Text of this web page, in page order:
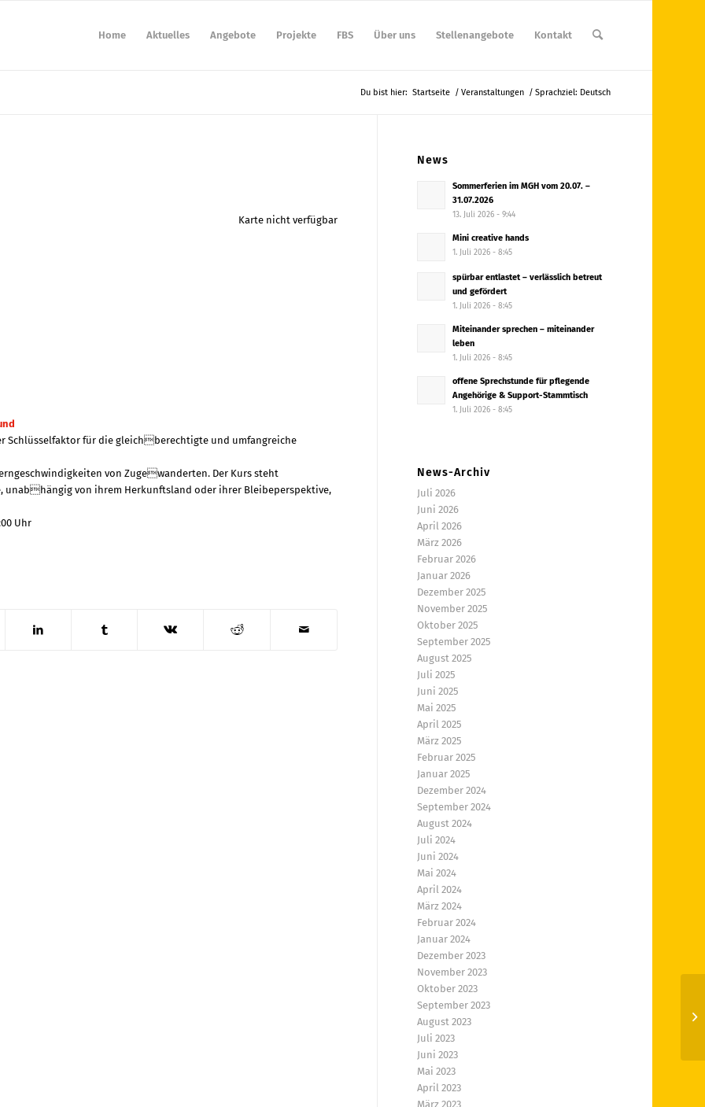
Home Aktuelles Angebote Projekte FBS Über uns Stellenangebote Kontakt
Du bist hier: Startseite / Veranstaltungen / Sprachziel: Deutsch
Karte nicht verfügbar
Schlüsselfaktor für die gleichberechtigte und umfangreiche
von Zugewanderten. Der Kurs steht
unabhängig von ihrem Herkunftsland oder ihrer Bleibeperspektive,
Uhr
News
Sommerferien im MGH vom 20.07. –
31.07.2026
13. Juli 2026 - 9:44
Mini creative hands
1. Juli 2026 - 8:45
spürbar entlastet – verlässlich betreut
und gefördert
1. Juli 2026 - 8:45
Miteinander sprechen – miteinander
leben
1. Juli 2026 - 8:45
offene Sprechstunde für pflegende
Angehörige & Support-Stammtisch
1. Juli 2026 - 8:45
News-Archiv
Juli 2026
Juni 2026
April 2026
März 2026
Februar 2026
Januar 2026
Dezember 2025
November 2025
Oktober 2025
September 2025
August 2025
Juli 2025
Juni 2025
Mai 2025
April 2025
März 2025
Februar 2025
Januar 2025
Dezember 2024
September 2024
August 2024
Juli 2024
Juni 2024
Mai 2024
April 2024
März 2024
Februar 2024
Januar 2024
Dezember 2023
November 2023
Oktober 2023
September 2023
August 2023
Juli 2023
Juni 2023
Mai 2023
April 2023
März 2023